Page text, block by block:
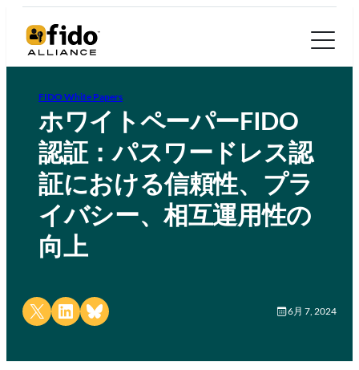
FIDO White Papers
ホワイトペーパーFIDO
認証：パスワードレス認
証における信頼性、プラ
イバシー、相互運用性の
向上
Share on X Share on LinkedIn
Share on Bluesky 6月 7, 2024